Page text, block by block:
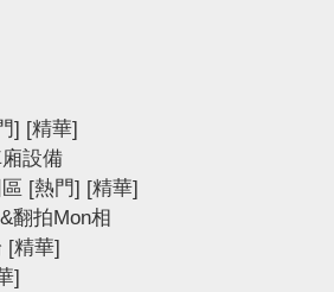
] [精華]
設備
[熱門] [精華]
翻拍Mon相
[精華]
]